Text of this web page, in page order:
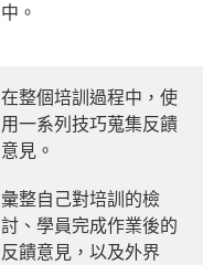
中。
在整個培訓過程中，使
用一系列技巧蒐集反饋
意見。
彙整自己對培訓的檢
討、學員完成作業後的
反饋意見，以及外界